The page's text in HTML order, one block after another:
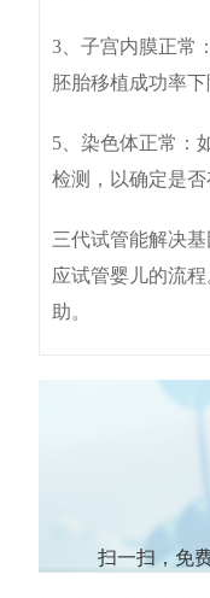
3、子宫内膜正常
胚胎移植成功率
5、染色体正常：
检测，以确定是否
三代试管能解决
应试管婴儿的流
助。
扫一扫，免